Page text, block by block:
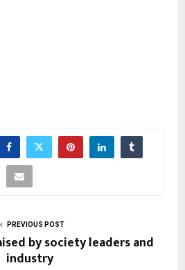
PREVIOUS POST
by society leaders and
industry